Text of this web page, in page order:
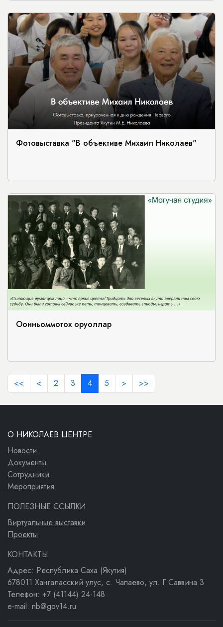
Фотовыставка "В объективе Михаил Николаев"
Оонньоммотох оруоллар
<< < 2 3 4 5 > >>
О НИКОЛАЕВ ЦЕНТРЕ
Новости
Документы
Сотрудники
Мероприятия
ПОЛЕЗНЫЕ ССЫЛКИ
Виртуальные выставки
Проекты
КОНТАКТЫ
Адрес: Республика Саха (Якутия)
678011 Хангаласский улус, с. Чапаево, ул. Г.Саввина 3
Телефон: +7 (41144) 24-148
e-mail: nb@gov14.ru